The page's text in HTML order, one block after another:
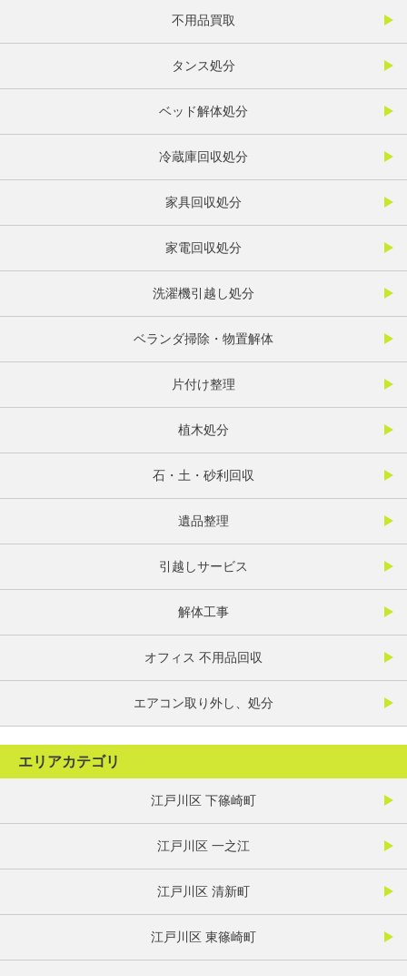
不用品買取
タンス処分
ベッド解体処分
冷蔵庫回収処分
家具回収処分
家電回収処分
洗濯機引越し処分
ベランダ掃除・物置解体
片付け整理
植木処分
石・土・砂利回収
遺品整理
引越しサービス
解体工事
オフィス 不用品回収
エアコン取り外し、処分
エリアカテゴリ
江戸川区 下篠崎町
江戸川区 一之江
江戸川区 清新町
江戸川区 東篠崎町